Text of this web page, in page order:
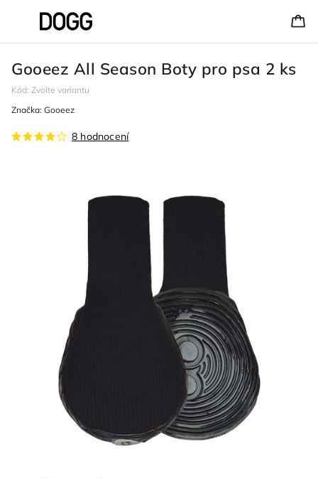
Gooeez All Season Boty pro psa 2 ks
Kód: Zvolte variantu
8 hodnocení
Značka: Gooeez